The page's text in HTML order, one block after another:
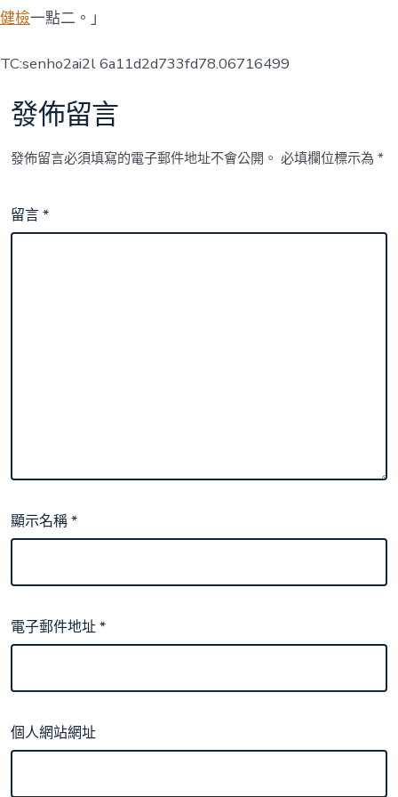
健檢一點二。」
TC:senho2ai2l 6a11d2d733fd78.06716499
發佈留言
發佈留言必須填寫的電子郵件地址不會公開。 必填欄位標示為*
留言*
顯示名稱*
電子郵件地址*
個人網站網址